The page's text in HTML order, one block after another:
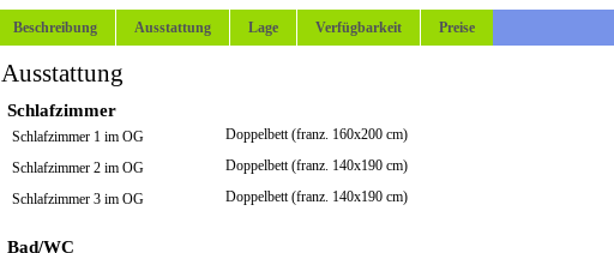
Beschreibung Ausstattung Lage Verfügbarkeit Preise
Ausstattung
Schlafzimmer
Doppelbett (franz. 160x200 cm)
Schlafzimmer 1 im OG
Doppelbett (franz. 140x190 cm)
Schlafzimmer 2 im OG
Doppelbett (franz. 140x190 cm)
Schlafzimmer 3 im OG
Bad/WC